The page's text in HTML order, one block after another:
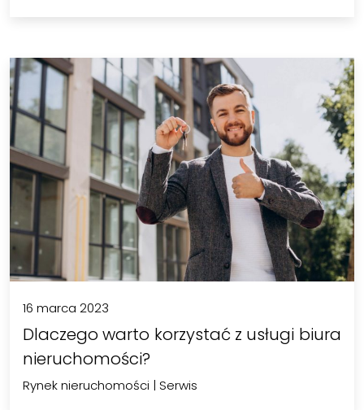
16 marca 2023
Dlaczego warto korzystać z usługi biura
nieruchomości?
Rynek nieruchomości | Serwis